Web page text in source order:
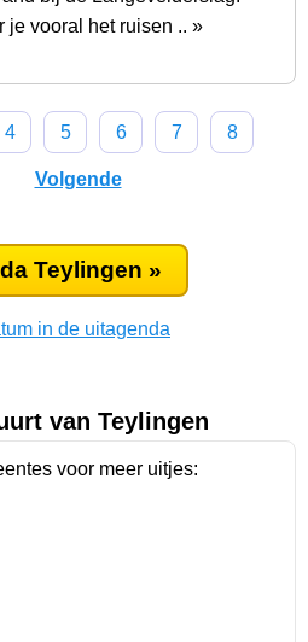
je vooral het ruisen .. »
4 5 6 7 8
Volgende
Teylingen »
in de uitagenda
van Teylingen
voor meer uitjes: